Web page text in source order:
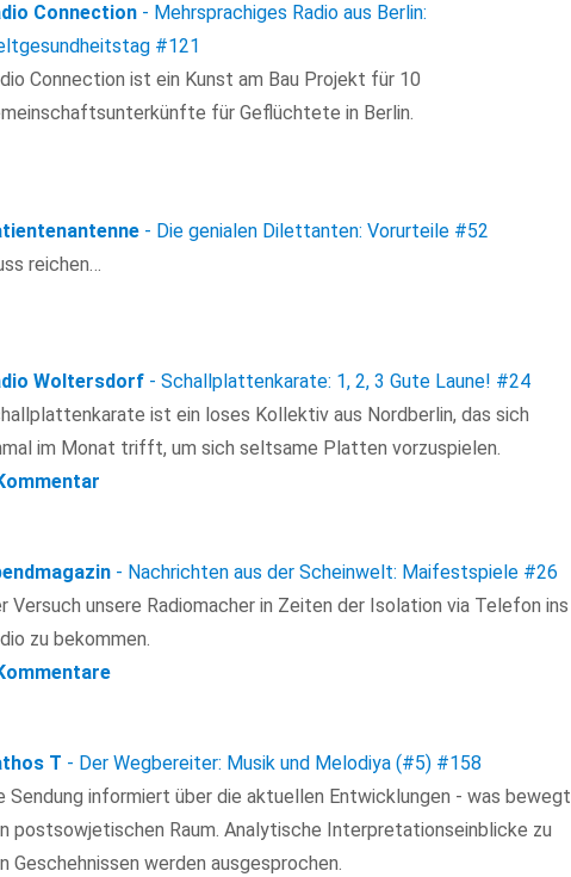
Connection - Mehrsprachiges Radio aus Berlin:
#121
Connection ist ein Kunst am Bau Projekt für 10
für Geflüchtete in Berlin.
- Die genialen Dilettanten: Vorurteile #52
reichen…
Woltersdorf - Schallplattenkarate: 1, 2, 3 Gute Laune! #24
ist ein loses Kollektiv aus Nordberlin, das sich
im Monat trifft, um sich seltsame Platten vorzuspielen.
- Nachrichten aus der Scheinwelt: Maifestspiele #26
Versuch unsere Radiomacher in Zeiten der Isolation via Telefon ins
zu bekommen.
T - Der Wegbereiter: Musik und Melodiya (#5) #158
Sendung informiert über die aktuellen Entwicklungen - was bewegt
postsowjetischen Raum. Analytische Interpretationseinblicke zu
Geschehnissen werden ausgesprochen.